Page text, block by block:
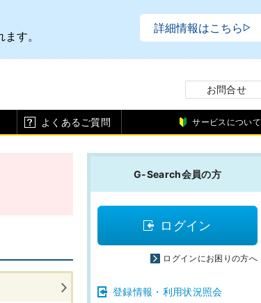
お問合せ
よくあるご質問 サービスについて
G-Search会員の方
ログイン
ログインにお困りの方へ
登録情報・利用状況照会